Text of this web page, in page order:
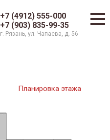
+7 (4912) 555-000
+7 (903) 835-99-35
г. Рязань, ул. Чапаева, д. 56
Планировка этажа